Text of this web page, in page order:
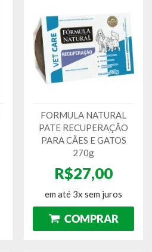
FORMULA NATURAL
PATE RECUPERAÇÃO
PARA CÃES E GATOS
270g
R$27,00
em até 3x sem juros